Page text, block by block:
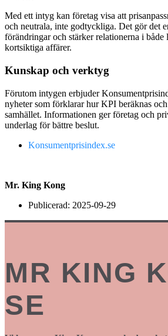
Med ett intyg kan företag visa att
och neutrala, inte godtyckliga. Det gör det
förändringar och stärker relationerna i både
kortsiktiga affärer.
Kunskap och verktyg
Förutom intygen erbjuder
nyheter som förklarar hur KPI beräknas
samhället. Informationen ger företag och
underlag för bättre beslut.
Konsumentprisindex.se
Mr. King Kong
Publicerad: 2025-09-29
MR KING
SE